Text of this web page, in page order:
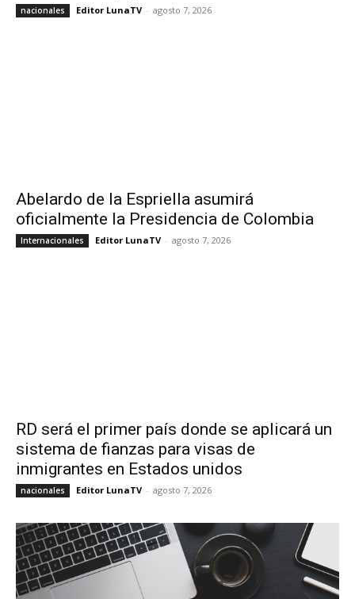
nacionales Editor LunaTV - agosto 7, 2026
Abelardo de la Espriella asumirá
oficialmente la Presidencia de Colombia
Internacionales Editor LunaTV - agosto 7, 2026
RD será el primer país donde se aplicará un
sistema de fianzas para visas de
inmigrantes en Estados unidos
nacionales Editor LunaTV - agosto 7, 2026